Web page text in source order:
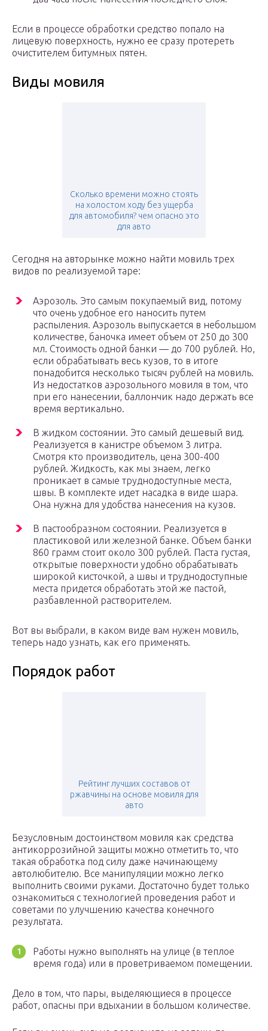
Если в процессе обработки средство попало на
лицевую поверхность, нужно ее сразу протереть
очистителем битумных пятен.
Виды мовиля
Сколько времени можно стоять
на холостом ходу без ущерба
для автомобиля? чем опасно это
для авто
Сегодня на авторынке можно найти мовиль трех
видов по реализуемой таре:
Аэрозоль. Это самым покупаемый вид, потому
что очень удобное его наносить путем
распыления. Аэрозоль выпускается в небольшом
количестве, баночка имеет объем от 250 до 300
мл. Стоимость одной банки — до 700 рублей. Но,
если обрабатывать весь кузов, то в итоге
понадобится несколько тысяч рублей на мовиль.
Из недостатков аэрозольного мовиля в том, что
при его нанесении, баллончик надо держать все
время вертикально.
В жидком состоянии. Это самый дешевый вид.
Реализуется в канистре объемом 3 литра.
Смотря кто производитель, цена 300-400
рублей. Жидкость, как мы знаем, легко
проникает в самые труднодоступные места,
швы. В комплекте идет насадка в виде шара.
Она нужна для удобства нанесения на кузов.
В пастообразном состоянии. Реализуется в
пластиковой или железной банке. Объем банки
860 грамм стоит около 300 рублей. Паста густая,
открытые поверхности удобно обрабатывать
широкой кисточкой, а швы и труднодоступные
места придется обработать этой же пастой,
разбавленной растворителем.
Вот вы выбрали, в каком виде вам нужен мовиль,
теперь надо узнать, как его применять.
Порядок работ
Рейтинг лучших составов от
ржавчины на основе мовиля для
авто
Безусловным достоинством мовиля как средства
антикоррозийной защиты можно отметить то, что
такая обработка под силу даже начинающему
автолюбителю. Все манипуляции можно легко
выполнить своими руками. Достаточно будет только
ознакомиться с технологией проведения работ и
советами по улучшению качества конечного
результата.
Работы нужно выполнять на улице (в теплое
время года) или в проветриваемом помещении.
Дело в том, что пары, выделяющиеся в процессе
работ, опасны при вдыхании в большом количестве.